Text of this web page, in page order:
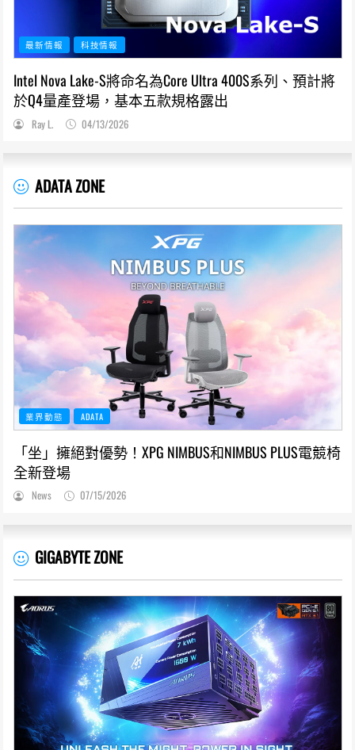
最新情報 科技情報
Intel Nova Lake-S將命名為Core Ultra 400S系列、預計將
於Q4量產登場，基本五款規格露出
Ray L. 04/13/2026
ADATA ZONE
業界動態 ADATA
「坐」擁絕對優勢！XPG NIMBUS和NIMBUS PLUS電競椅
全新登場
News 07/15/2026
GIGABYTE ZONE